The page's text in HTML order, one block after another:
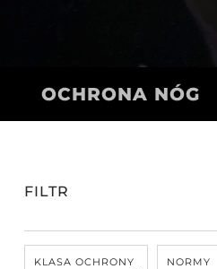
OCHRONA NÓG
FILTR
KLASA OCHRONY NORMY